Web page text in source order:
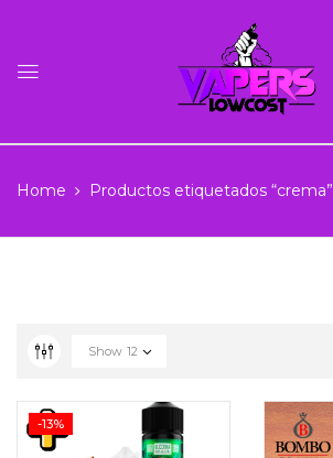
Home Productos etiquetados “crema”
Show 12
-13%